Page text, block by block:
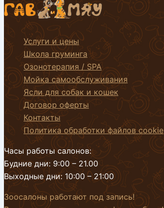
Услуги и цены
Школа груминга
Озонотерапия / SPA
Мойка самообслуживания
Ясли для собак и кошек
Договор оферты
Контакты
Политика обработки файлов cookie
Часы работы салонов:
Будние дни: 9:00 – 21.00
Выходные дни: 10:00 – 21:00
Зоосалоны работают под запись!